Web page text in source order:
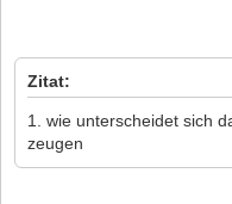
Zitat:
1. wie unterscheidet sich
zeugen